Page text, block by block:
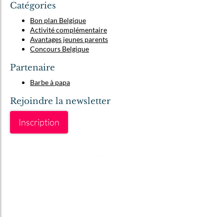
Catégories
Bon plan Belgique
Activité complémentaire
Avantages jeunes parents
Concours Belgique
Partenaire
Barbe à papa
Rejoindre la newsletter
Inscription